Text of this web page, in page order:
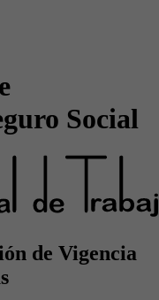
Social
de Vigencia